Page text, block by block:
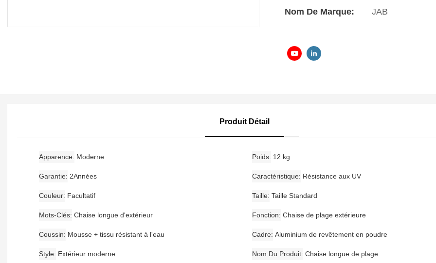
Nom De Marque: JAB
Produit Détail
Apparence Moderne Poids 12 kg
Garantie 2Années Caractéristique Résistance aux UV
Couleur Facultatif Taille Taille Standard
Mots-Clés Chaise longue d'extérieur Fonction Chaise de plage extérieure
Coussin Mousse + tissu résistant à l'eau Cadre Aluminium de revêtement en poudre
Style Extérieur moderne Nom Du Produit Chaise longue de plage